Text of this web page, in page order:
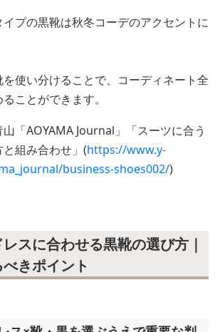
プの黒靴は秋冬コーデのアクセントに
使い分けることで、コーディネート全
ことができます。
「AOYAMA Journal」「スーツに合う
組み合わせ」(https://www.y-
business-shoes002/)
スに合わせる黒靴の選び方｜
きポイント